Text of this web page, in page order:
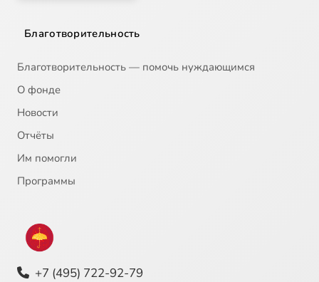
Благотворительность
Благотворительность — помочь нуждающимся
О фонде
Новости
Отчёты
Им помогли
Программы
+7 (495) 722-92-79